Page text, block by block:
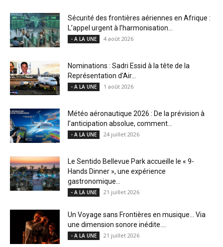
Sécurité des frontières aériennes en Afrique :
L’appel urgent à l’harmonisation...
- A LA UNE 4 août 2026
Nominations : Sadri Essid à la tête de la
Représentation d’Air...
- A LA UNE 1 août 2026
Météo aéronautique 2026 : De la prévision à
l’anticipation absolue, comment...
- A LA UNE 24 juillet 2026
Le Sentido Bellevue Park accueille le « 9-
Hands Dinner », une expérience
gastronomique...
- A LA UNE 21 juillet 2026
Un Voyage sans Frontières en musique… Via
une dimension sonore inédite....
- A LA UNE 21 juillet 2026